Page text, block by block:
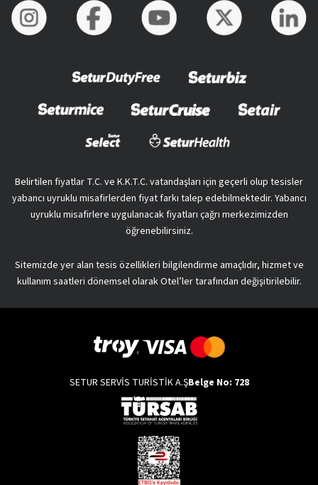
Belirtilen fiyatlar T.C. ve K.K.T.C. vatandaşları için geçerli olup tesisler
yabancı uyruklu misafirlerden fiyat farkı talep edebilmektedir. Yabancı
uyruklu misafirlere uygulanacak fiyatları çağrı merkezimizden
öğrenebilirsiniz.
Sitemizde yer alan tesis özellikleri bilgilendirme amaçlıdır, hizmet ve
kullanım saatleri dönemsel olarak Otel’ler tarafından değişitirilebilir.
SETUR SERVİS TURİSTİK A.ŞBelge No: 728